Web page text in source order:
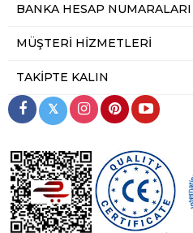
BANKA HESAP NUMARALARI
MÜŞTERI HIZMETLERI
TAKIPTE KALIN
𝕏